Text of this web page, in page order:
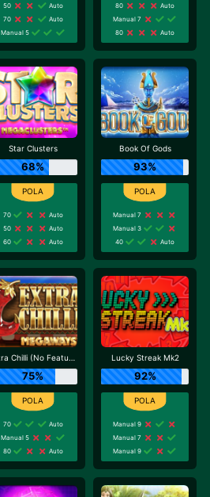
50
Auto
70
Auto
Manual 5
80
Auto
Manual 7
80
Auto
Star Clusters
68%
70
Auto
50
Auto
60
Auto
Book Of Gods
93%
Manual 7
Manual 3
40
Auto
Extra Chilli (No Feature Drop)
75%
70
Auto
Manual 5
80
Auto
Lucky Streak Mk2
92%
Manual 9
Manual 7
Manual 9